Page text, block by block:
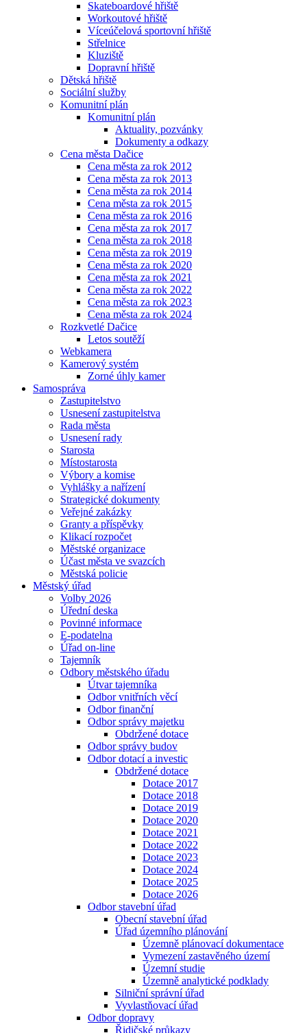
Skateboardové hřiště
Workoutové hřiště
Víceúčelová sportovní hřiště
Střelnice
Kluziště
Dopravní hřiště
Dětská hřiště
Sociální služby
Komunitní plán
Komunitní plán
Aktuality, pozvánky
Dokumenty a odkazy
Cena města Dačice
Cena města za rok 2012
Cena města za rok 2013
Cena města za rok 2014
Cena města za rok 2015
Cena města za rok 2016
Cena města za rok 2017
Cena města za rok 2018
Cena města za rok 2019
Cena města za rok 2020
Cena města za rok 2021
Cena města za rok 2022
Cena města za rok 2023
Cena města za rok 2024
Rozkvetlé Dačice
Letos soutěží
Webkamera
Kamerový systém
Zorné úhly kamer
Samospráva
Zastupitelstvo
Usnesení zastupitelstva
Rada města
Usnesení rady
Starosta
Místostarosta
Výbory a komise
Vyhlášky a nařízení
Strategické dokumenty
Veřejné zakázky
Granty a příspěvky
Klikací rozpočet
Městské organizace
Účast města ve svazcích
Městská policie
Městský úřad
Volby 2026
Úřední deska
Povinné informace
E-podatelna
Úřad on-line
Tajemník
Odbory městského úřadu
Útvar tajemníka
Odbor vnitřních věcí
Odbor finanční
Odbor správy majetku
Obdržené dotace
Odbor správy budov
Odbor dotací a investic
Obdržené dotace
Dotace 2017
Dotace 2018
Dotace 2019
Dotace 2020
Dotace 2021
Dotace 2022
Dotace 2023
Dotace 2024
Dotace 2025
Dotace 2026
Odbor stavební úřad
Obecní stavební úřad
Úřad územního plánování
Územně plánovací dokumentace
Vymezení zastavěného území
Územní studie
Územně analytické podklady
Silniční správní úřad
Vyvlastňovací úřad
Odbor dopravy
Řidičské průkazy